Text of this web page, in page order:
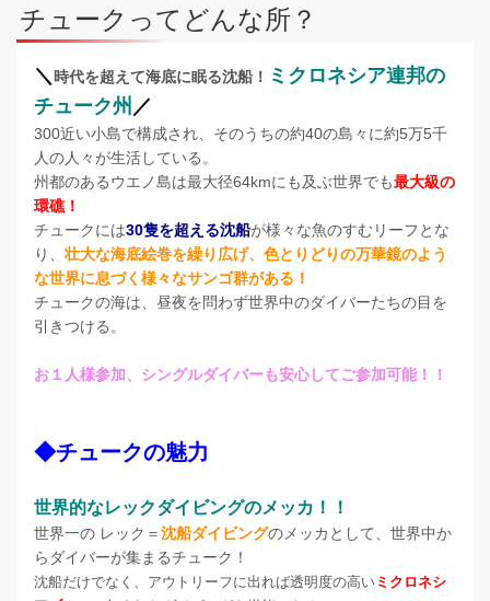
チュークってどんな所？
＼ 時代を超えて海底に眠る沈船！ ミクロネシア連邦の
チューク州 ／
300近い小島で構成され、そのうちの約40の島々に約5万5千
人の人々が生活している。
州都のあるウエノ島は最大径64kmにも及ぶ世界でも最大級の
環礁！
チュークには30隻を超える沈船が様々な魚のすむリーフとな
り、 壮大な海底絵巻を繰り広げ、色とりどりの万華鏡のよう
な世界に息づく様々なサンゴ群がある！
チュークの海は、昼夜を問わず世界中のダイバーたちの目を
引きつける。
お１人様参加、シングルダイバーも安心してご参加可能！！
◆チュークの魅力
世界的なレックダイビングのメッカ！！
世界一の レック＝沈船ダイビングのメッカとして、世界中か
らダイバーが集まるチューク！
沈船だけでなく、アウトリーフに出れば透明度の高い ミクロネシ